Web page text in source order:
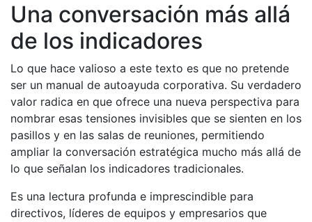
Una conversación más allá
de los indicadores
Lo que hace valioso a este texto es que no pretende
ser un manual de autoayuda corporativa. Su verdadero
valor radica en que ofrece una nueva perspectiva para
nombrar esas tensiones invisibles que se sienten en los
pasillos y en las salas de reuniones, permitiendo
ampliar la conversación estratégica mucho más allá de
lo que señalan los indicadores tradicionales.
Es una lectura profunda e imprescindible para
directivos, líderes de equipos y empresarios que